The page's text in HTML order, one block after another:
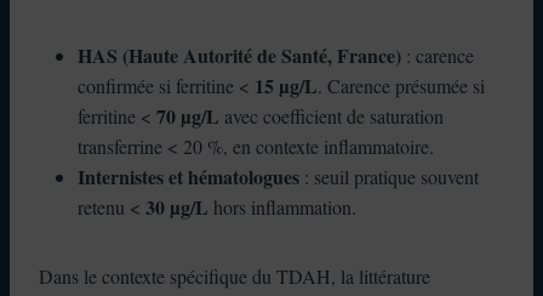
HAS (Haute Autorité de Santé, France) : carence
confirmée si ferritine < 15 µg/L. Carence présumée si
ferritine < 70 µg/L avec coefficient de saturation
transferrine < 20 %, en contexte inflammatoire.
Internistes et hématologues : seuil pratique souvent
retenu < 30 µg/L hors inflammation.
Dans le contexte spécifique du TDAH, la littérature